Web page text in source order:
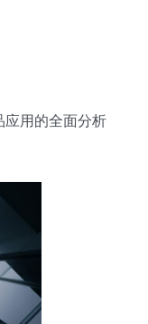
应用的全面分析